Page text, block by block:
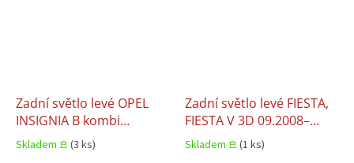
Zadní světlo levé OPEL
INSIGNIA B kombi
03.2017–12.2019
Skladem 𖠿 (3 ks)
Zadní světlo levé FIESTA,
FIESTA V 3D 09.2008–
09.2008
Skladem 𖠿 (1 ks)